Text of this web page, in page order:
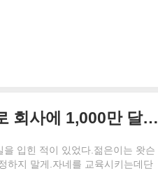
예전에 유망한 젊은 경영자가 실패한 계획으로 회사에 1,000만 달러의 손실을 입힌 적이 있었다. 젊은이는 왓슨이 당연히 자신을 해고할 거라고 생각했다...
입힌 적이 있었다.젊은이는 왓슨
하지 말게.자네를 교육시키는데단